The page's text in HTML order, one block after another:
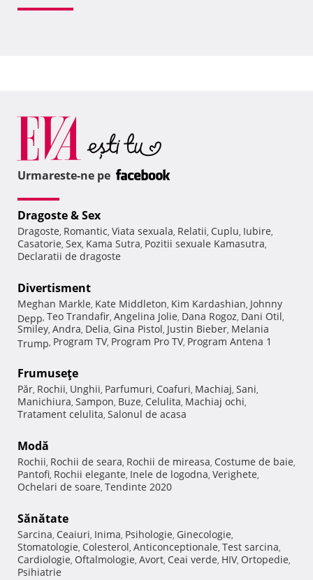
Urmareste-ne pe
Dragoste & Sex
Dragoste, Romantic, Viata sexuala, Relatii, Cuplu, Iubire,
Casatorie, Sex, Kama Sutra, Pozitii sexuale Kamasutra,
Declaratii de dragoste
Divertisment
Meghan Markle, Kate Middleton, Kim Kardashian, Johnny
Depp, Teo Trandafir, Angelina Jolie, Dana Rogoz, Dani Otil,
Smiley, Andra, Delia, Gina Pistol, Justin Bieber, Melania
Trump, Program TV, Program Pro TV, Program Antena 1
Frumuseţe
Păr, Rochii, Unghii, Parfumuri, Coafuri, Machiaj, Sani,
Manichiura, Sampon, Buze, Celulita, Machiaj ochi,
Tratament celulita, Salonul de acasa
Modă
Rochii, Rochii de seara, Rochii de mireasa, Costume de baie,
Pantofi, Rochii elegante, Inele de logodna, Verighete,
Ochelari de soare, Tendinte 2020
Sănătate
Sarcina, Ceaiuri, Inima, Psihologie, Ginecologie,
Stomatologie, Colesterol, Anticonceptionale, Test sarcina,
Cardiologie, Oftalmologie, Avort, Ceai verde, HIV, Ortopedie,
Psihiatrie